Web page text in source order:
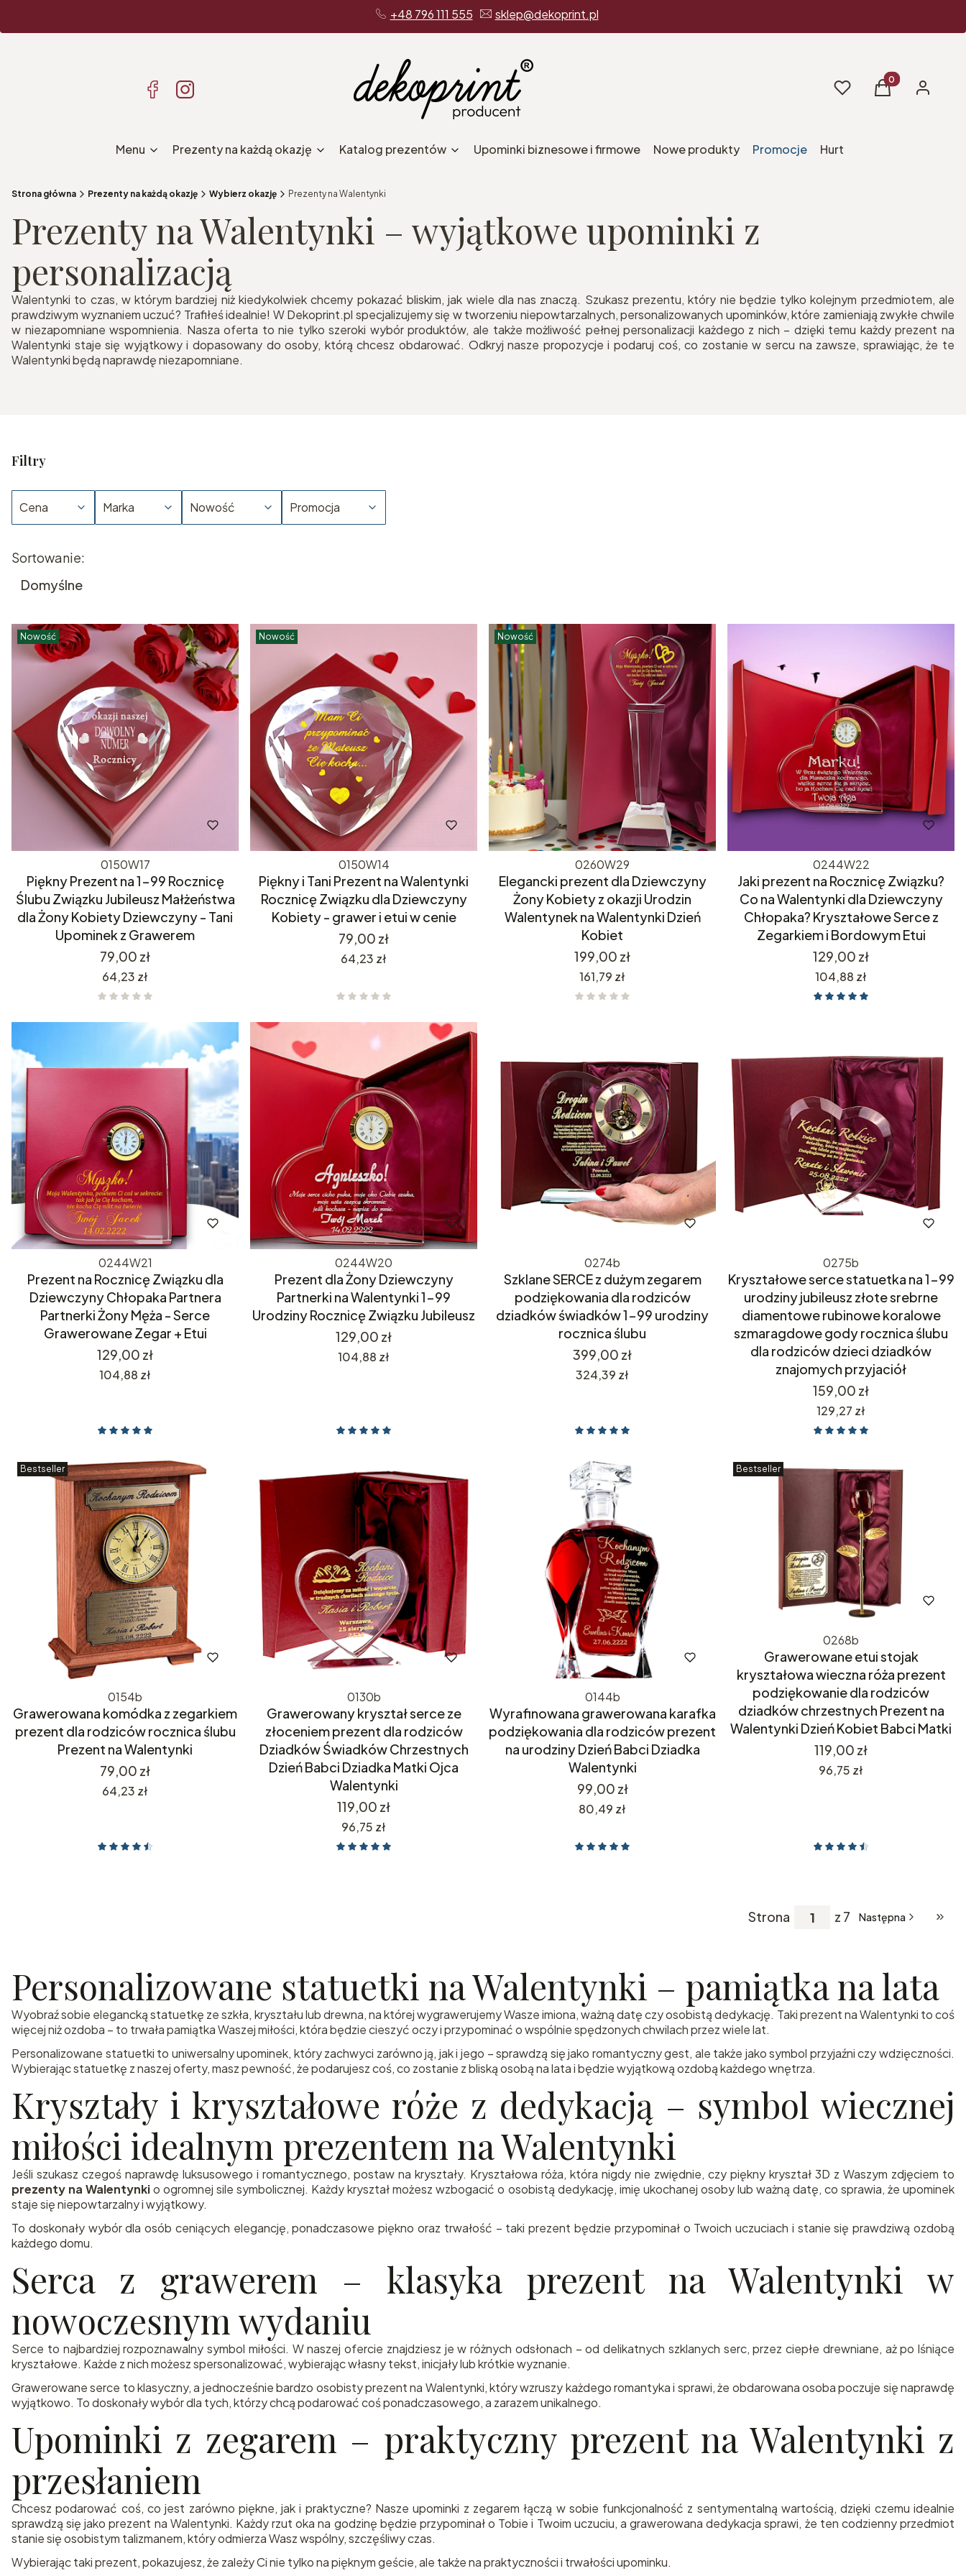
+48 796 111 555 sklep@dekoprint.pl
UlubioneProdukty w
Koszyk Zaloguj
Menu Prezenty na każdą okazję Katalog prezentów Upominki biznesowe i firmowe Nowe produkty Promocje Hurt
Strona główna Prezenty na każdą okazję Wybierz okazję Prezenty na Walentynki
Prezenty na Walentynki – wyjątkowe upominki z
personalizacją
Walentynki to czas, w którym bardziej niż kiedykolwiek chcemy pokazać bliskim, jak wiele dla nas znaczą. Szukasz prezentu, który nie będzie tylko kolejnym przedmiotem, ale
prawdziwym wyznaniem uczuć? Trafiłeś idealnie! W Dekoprint.pl specjalizujemy się w tworzeniu niepowtarzalnych, personalizowanych upominków, które zamieniają zwykłe chwile
w niezapomniane wspomnienia. Nasza oferta to nie tylko szeroki wybór produktów, ale także możliwość pełnej personalizacji każdego z nich – dzięki temu każdy prezent na
Walentynki staje się wyjątkowy i dopasowany do osoby, którą chcesz obdarować. Odkryj nasze propozycje i podaruj coś, co zostanie w sercu na zawsze, sprawiając, że te
Walentynki będą naprawdę niezapomniane.
Filtry
Cena Marka Nowość Promocja
Lista produktów
Sortowanie:
Domyślne
Nowość
0150W17
Piękny Prezent na 1-99 Rocznicę
Ślubu Związku Jubileusz Małżeństwa
dla Żony Kobiety Dziewczyny - Tani
Upominek z Grawerem
Cena
79,00 zł
Cena
64,23 zł
Nowość
0150W14
Piękny i Tani Prezent na Walentynki
Rocznicę Związku dla Dziewczyny
Kobiety - grawer i etui w cenie
Cena
79,00 zł
Cena
64,23 zł
Nowość
0260W29
Elegancki prezent dla Dziewczyny
Żony Kobiety z okazji Urodzin
Walentynek na Walentynki Dzień
Kobiet
Cena
199,00 zł
Cena
161,79 zł
0244W22
Jaki prezent na Rocznicę Związku?
Co na Walentynki dla Dziewczyny
Chłopaka? Kryształowe Serce z
Zegarkiem i Bordowym Etui
Cena
129,00 zł
Cena
104,88 zł
0244W21
Prezent na Rocznicę Związku dla
Dziewczyny Chłopaka Partnera
Partnerki Żony Męża - Serce
Grawerowane Zegar + Etui
Cena
129,00 zł
Cena
104,88 zł
0244W20
Prezent dla Żony Dziewczyny
Partnerki na Walentynki 1-99
Urodziny Rocznicę Związku Jubileusz
Cena
129,00 zł
Cena
104,88 zł
0274b
Szklane SERCE z dużym zegarem
podziękowania dla rodziców
dziadków świadków 1-99 urodziny
rocznica ślubu
Cena
399,00 zł
Cena
324,39 zł
0275b
Kryształowe serce statuetka na 1-99
urodziny jubileusz złote srebrne
diamentowe rubinowe koralowe
szmaragdowe gody rocznica ślubu
dla rodziców dzieci dziadków
znajomych przyjaciół
Cena
159,00 zł
Cena
129,27 zł
Bestseller
0154b
Grawerowana komódka z zegarkiem
prezent dla rodziców rocznica ślubu
Prezent na Walentynki
Cena
79,00 zł
Cena
64,23 zł
0130b
Grawerowany kryształ serce ze
złoceniem prezent dla rodziców
Dziadków Świadków Chrzestnych
Dzień Babci Dziadka Matki Ojca
Walentynki
Cena
119,00 zł
Cena
96,75 zł
0144b
Wyrafinowana grawerowana karafka
podziękowania dla rodziców prezent
na urodziny Dzień Babci Dziadka
Walentynki
Cena
99,00 zł
Cena
80,49 zł
Bestseller
0268b
Grawerowane etui stojak
kryształowa wieczna róża prezent
podziękowanie dla rodziców
dziadków chrzestnych Prezent na
Walentynki Dzień Kobiet Babci Matki
Cena
119,00 zł
Cena
96,75 zł
Strona z 7 Następna
Personalizowane statuetki na Walentynki – pamiątka na lata
Wyobraź sobie elegancką statuetkę ze szkła, kryształu lub drewna, na której wygrawerujemy Wasze imiona, ważną datę czy osobistą dedykację. Taki prezent na Walentynki to coś
więcej niż ozdoba – to trwała pamiątka Waszej miłości, która będzie cieszyć oczy i przypominać o wspólnie spędzonych chwilach przez wiele lat.
Personalizowane statuetki to uniwersalny upominek, który zachwyci zarówno ją, jak i jego – sprawdzą się jako romantyczny gest, ale także jako symbol przyjaźni czy wdzięczności.
Wybierając statuetkę z naszej oferty, masz pewność, że podarujesz coś, co zostanie z bliską osobą na lata i będzie wyjątkową ozdobą każdego wnętrza.
Kryształy i kryształowe róże z dedykacją – symbol wiecznej
miłości idealnym prezentem na Walentynki
Jeśli szukasz czegoś naprawdę luksusowego i romantycznego, postaw na kryształy. Kryształowa róża, która nigdy nie zwiędnie, czy piękny kryształ 3D z Waszym zdjęciem to
prezenty na Walentynkio ogromnej sile symbolicznej. Każdy kryształ możesz wzbogacić o osobistą dedykację, imię ukochanej osoby lub ważną datę, co sprawia, że upominek
staje się niepowtarzalny i wyjątkowy.
To doskonały wybór dla osób ceniących elegancję, ponadczasowe piękno oraz trwałość – taki prezent będzie przypominał o Twoich uczuciach i stanie się prawdziwą ozdobą
każdego domu.
Serca z grawerem – klasyka prezent na Walentynki w
nowoczesnym wydaniu
Serce to najbardziej rozpoznawalny symbol miłości. W naszej ofercie znajdziesz je w różnych odsłonach – od delikatnych szklanych serc, przez ciepłe drewniane, aż po lśniące
kryształowe. Każde z nich możesz spersonalizować, wybierając własny tekst, inicjały lub krótkie wyznanie.
Grawerowane serce to klasyczny, a jednocześnie bardzo osobisty prezent na Walentynki, który wzruszy każdego romantyka i sprawi, że obdarowana osoba poczuje się naprawdę
wyjątkowo. To doskonały wybór dla tych, którzy chcą podarować coś ponadczasowego, a zarazem unikalnego.
Upominki z zegarem – praktyczny prezent na Walentynki z
przesłaniem
Chcesz podarować coś, co jest zarówno piękne, jak i praktyczne? Nasze upominki z zegarem łączą w sobie funkcjonalność z sentymentalną wartością, dzięki czemu idealnie
sprawdzą się jako prezent na Walentynki. Każdy rzut oka na godzinę będzie przypominał o Tobie i Twoim uczuciu, a grawerowana dedykacja sprawi, że ten codzienny przedmiot
stanie się osobistym talizmanem, który odmierza Wasz wspólny, szczęśliwy czas.
Wybierając taki prezent, pokazujesz, że zależy Ci nie tylko na pięknym geście, ale także na praktyczności i trwałości upominku.